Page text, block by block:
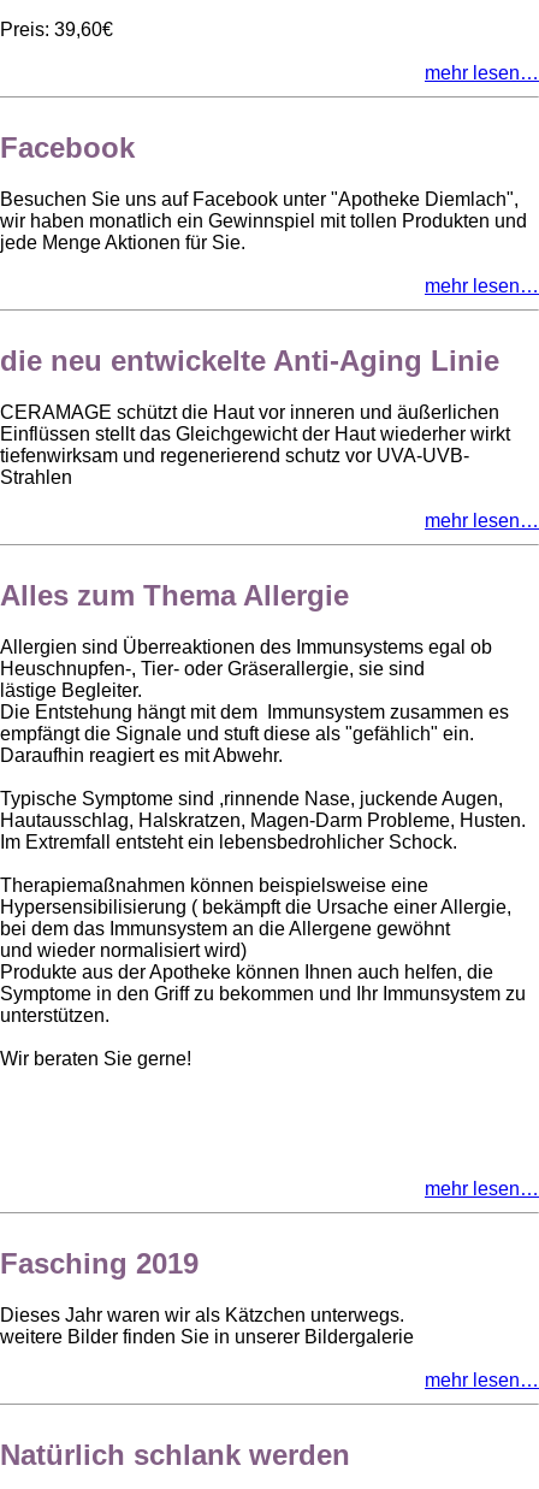
Preis: 39,60€
mehr lesen…
Facebook
Besuchen Sie uns auf Facebook unter "Apotheke Diemlach",
wir haben monatlich ein Gewinnspiel mit tollen Produkten und
jede Menge Aktionen für Sie.
mehr lesen…
die neu entwickelte Anti-Aging Linie
CERAMAGE schützt die Haut vor inneren und äußerlichen
Einflüssen stellt das Gleichgewicht der Haut wiederher wirkt
tiefenwirksam und regenerierend schutz vor UVA-UVB-
Strahlen
mehr lesen…
Alles zum Thema Allergie
Allergien sind Überreaktionen des Immunsystems egal ob
Heuschnupfen-, Tier- oder Gräserallergie, sie sind
lästige Begleiter.
Die Entstehung hängt mit dem Immunsystem zusammen es
empfängt die Signale und stuft diese als "gefählich" ein.
Daraufhin reagiert es mit Abwehr.
Typische Symptome sind ,rinnende Nase, juckende Augen,
Hautausschlag, Halskratzen, Magen-Darm Probleme, Husten.
Im Extremfall entsteht ein lebensbedrohlicher Schock.
Therapiemaßnahmen können beispielsweise eine
Hypersensibilisierung ( bekämpft die Ursache einer Allergie,
bei dem das Immunsystem an die Allergene gewöhnt
und wieder normalisiert wird)
Produkte aus der Apotheke können Ihnen auch helfen, die
Symptome in den Griff zu bekommen und Ihr Immunsystem zu
unterstützen.
Wir beraten Sie gerne!
mehr lesen…
Fasching 2019
Dieses Jahr waren wir als Kätzchen unterwegs.
weitere Bilder finden Sie in unserer Bildergalerie
mehr lesen…
Natürlich schlank werden